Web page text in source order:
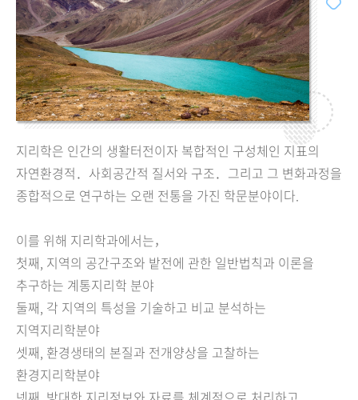
지리학은 인간의 생활터전이자 복합적인 구성체인 지표의
자연환경적．사회공간적 질서와 구조．그리고 그 변화과정을
종합적으로 연구하는 오랜 전통을 가진 학문분야이다.
이를 위해 지리학과에서는，
첫째, 지역의 공간구조와 밭전에 관한 일반법칙과 이론을
추구하는 계통지리학 분야
둘째, 각 지역의 특성을 기술하고 비교 분석하는
지역지리학분야
셋째, 환경생태의 본질과 전개양상을 고찰하는
환경지리학분야